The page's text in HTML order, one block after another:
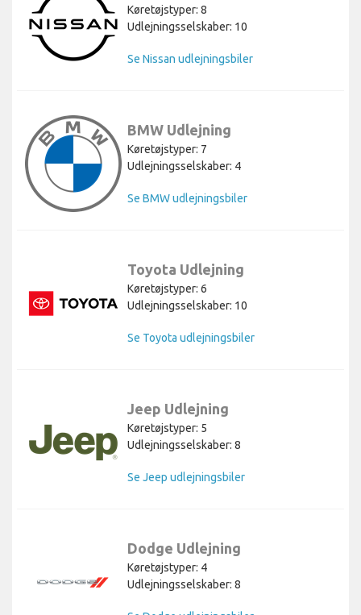
Køretøjstyper: 8
Udlejningsselskaber: 10
Se Nissan udlejningsbiler
BMW Udlejning
Køretøjstyper: 7
Udlejningsselskaber: 4
Se BMW udlejningsbiler
Toyota Udlejning
Køretøjstyper: 6
Udlejningsselskaber: 10
Se Toyota udlejningsbiler
Jeep Udlejning
Køretøjstyper: 5
Udlejningsselskaber: 8
Se Jeep udlejningsbiler
Dodge Udlejning
Køretøjstyper: 4
Udlejningsselskaber: 8